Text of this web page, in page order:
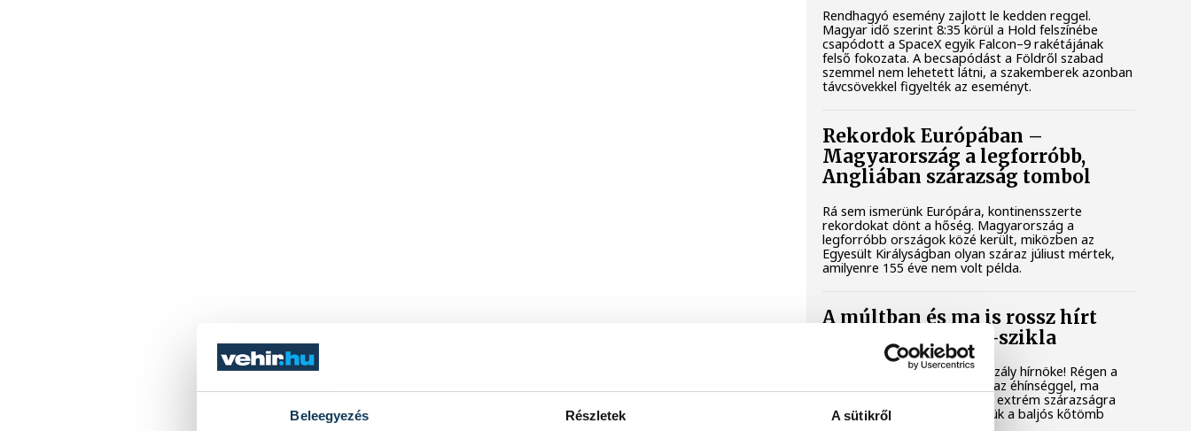
Beleegyezés Részletek A sütikről
Rendhagyó esemény zajlott le kedden reggel.
Magyar idő szerint 8:35 körül a Hold felszínébe
csapódott a SpaceX egyik Falcon–9 rakétájának
felső fokozata. A becsapódást a Földről szabad
szemmel nem lehetett látni, a szakemberek azonban
távcsövekkel figyelték az eseményt.
Rekordok Európában –
Magyarország a legforróbb,
Angliában szárazság tombol
Rá sem ismerünk Európára, kontinensszerte
rekordokat dönt a hőség. Magyarország a
legforróbb országok közé került, miközben az
Egyesült Királyságban olyan száraz júliust mértek,
amilyenre 155 éve nem volt példa.
A múltban és ma is rossz hírt
hoz a dunai Ínség-szikla
Újra kilátszik a Dunából az aszály hírnöke! Régen a
felbukkanása egyet jelentett az éhínséggel, ma
pedig a klímaváltozás okozta extrém szárazságra
hívja fel a figyelmet. Elmeséljük a baljós kőtömb